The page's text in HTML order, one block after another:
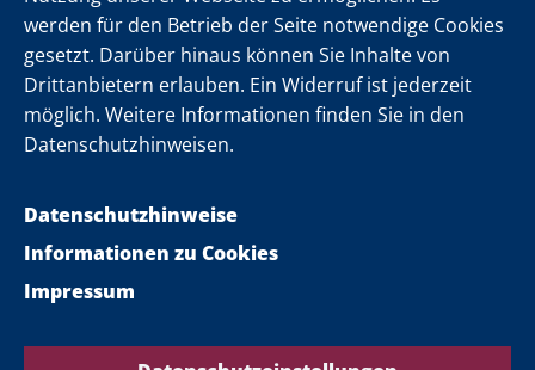
werden für den Betrieb der Seite notwendige Cookies
gesetzt. Darüber hinaus können Sie Inhalte von
Drittanbietern erlauben. Ein Widerruf ist jederzeit
möglich. Weitere Informationen finden Sie in den
Datenschutzhinweisen.
Datenschutzhinweise
Impressum
Informationen zu Cookies
Folgen Sie uns